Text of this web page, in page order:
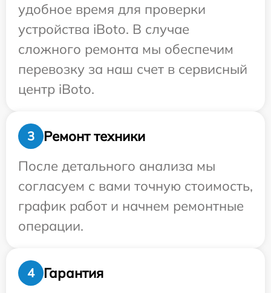
удобное время для проверки
устройства iBoto. В случае
сложного ремонта мы обеспечим
перевозку за наш счет в сервисный
центр iBoto.
3
Ремонт техники
После детального анализа мы
согласуем с вами точную стоимость,
график работ и начнем ремонтные
операции.
4
Гарантия